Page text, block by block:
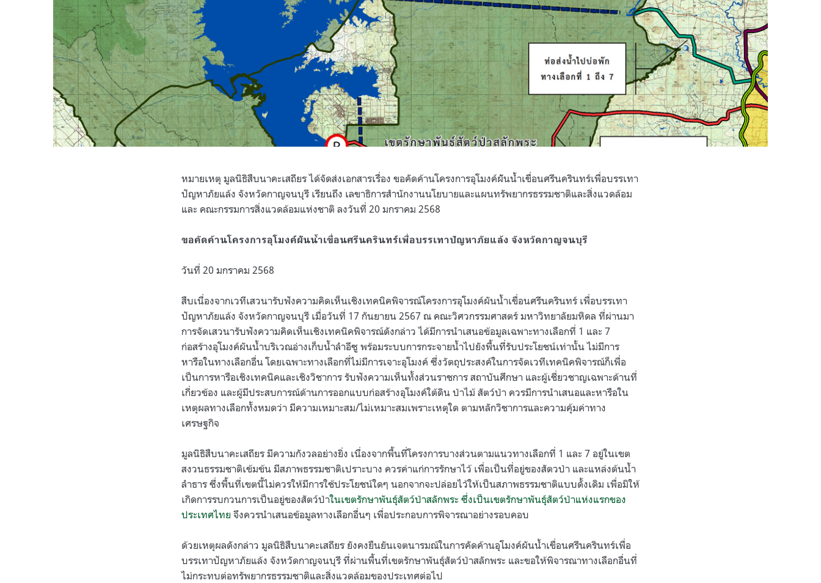
หมายเหตุ มูลนิธิสืบนาคะเสถียร ได้จัดส่งเอกสารเรื่อง ขอคัดค้านโครงการอุโมงค์ผัันน้ำเขื่อนศรีนครินทร์เพื่อบรรเทา
ปัญหาภัยแล้ง จังหวัดกาญจนบุรี เรียนถึง เลขาธิการสำนักงานนโยบายและแผนทรัพยากรธรรมชาติและสิ่งแวดล้อม
และ คณะกรรมการสิ่งแวดล้อมแห่งชาติ ลงวันที่ 20 มกราคม 2568
ขอคัดค้านโครงการอุโมงค์ผัันน้ำเขื่อนศรีนครินทร์เพื่อบรรเทาปัญหาภัยแล้ง จังหวัดกาญจนบุรี
วันที่ 20 มกราคม 2568
สืบเนื่องจากเวทีเสวนารับฟังความคิดเห็นเชิงเทคนิคพิจารณ์โครงการอุโมงค์ผันน้ำเขื่อนศรีนครินทร์ เพื่อบรรเทา
ปัญหาภัยแล้ง จังหวัดกาญจนบุรี เมื่อวันที่ 17 กันยายน 2567 ณ คณะวิศวกรรมศาสตร์ มหาวิทยาลัยมหิดล ที่ผ่านมา
การจัดเสวนารับฟังความคิดเห็นเชิงเทคนิคพิจารณ์ดังกล่าว ได้มีการนำเสนอข้อมูลเฉพาะทางเลือกที่ 1 และ 7
ก่อสร้างอุโมงค์ผันน้ำบริเวณอ่างเก็บน้ำลำอีซู พร้อมระบบการกระจายน้ำไปยังพื้นที่รับประโยชน์เท่านั้น ไม่มีการ
หารือในทางเลือกอื่น โดยเฉพาะทางเลือกที่ไม่มีการเจาะอุโมงค์ ซึ่งวัตถุประสงค์ในการจัดเวทีเทคนิคพิจารณ์ก็เพื่อ
เป็นการหารือเชิงเทคนิคและเชิงวิชาการ รับฟังความเห็นทั้งส่วนราชการ สถาบันศึกษา และผู้เชี่ยวชาญเฉพาะด้านที่
เกี่ยวข้อง และผู้มีประสบการณ์ด้านการออกแบบก่อสร้างอุโมงค์ใต้ดิน ป่าไม้ สัตว์ป่า ควรมีการนำเสนอและหารือใน
เหตุผลทางเลือกทั้งหมดว่า มีความเหมาะสม/ไม่เหมาะสมเพราะเหตุใด ตามหลักวิชาการและความคุ้มค่าทาง
เศรษฐกิจ
มูลนิธิสืบนาคะเสถียร มีความกังวลอย่างยิ่ง เนื่องจากพื้นที่โครงการบางส่วนตามแนวทางเลือกที่ 1 และ 7 อยู่ในเขต
สงวนธรรมชาติเข้มข้น มีสภาพธรรมชาติเปราะบาง ควรค่าแก่การรักษาไว้ เพื่อเป็นที่อยู่ของสัตวป่า และแหล่งต้นน้ำ
ลำธาร ซึ่งพื้นที่เขตนี้ไม่ควรให้มีการใช้ประโยชน์ใดๆ นอกจากจะปล่อยไว้ให้เป็นสภาพธรรมชาติแบบดั้งเดิม เพื่อมิให้
เกิดการรบกวนการเป็นอยู่ของสัตว์ป่าในเขตรักษาพันธุ์สัตว์ป่าสลักพระ ซึ่งเป็นเขตรักษาพันธุ์สัตว์ป่าแห่งแรกของ
ประเทศไทย จึงควรนำเสนอข้อมูลทางเลือกอื่นๆ เพื่อประกอบการพิจารณาอย่างรอบคอบ
ด้วยเหตุผลดังกล่าว มูลนิธิสืบนาคะเสถียร ยังคงยืนยันเจตนารมณ์ในการคัดค้านอุโมงค์ผันน้ำเขื่อนศรีนครินทร์เพื่อ
บรรเทาปัญหาภัยแล้ง จังหวัดกาญจนบุรี ที่ผ่านพื้นที่เขตรักษาพันธุ์สัตว์ป่าสลักพระ และขอให้พิจารณาทางเลือกอื่นที่
ไม่กระทบต่อทรัพยากรธรรมชาติและสิ่งแวดล้อมของประเทศต่อไป